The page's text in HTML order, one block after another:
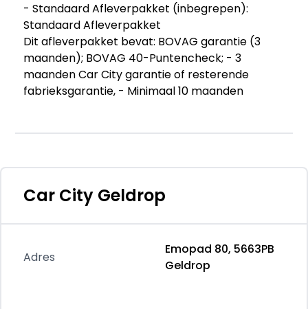
- Standaard Afleverpakket (inbegrepen):
Standaard Afleverpakket
Dit afleverpakket bevat: BOVAG garantie (3
maanden); BOVAG 40-Puntencheck; - 3
maanden Car City garantie of resterende
fabrieksgarantie, - Minimaal 10 maanden
- Car City Zekerheidspakket (€ 495 meerprijs):
Dit afleverpakket bevat (in plaats van
afleverpakket "Standaard Afleverpakket"):
BOVAG garantie (3 maanden); Geen BOVAG
maanden garantie, - 20 liter brandstof, - Gratis
leenauto bij garantiewerkzaamheden, - Nieuwe
Car City Geldrop
Adres
Emopad 80, 5663PB
Geldrop